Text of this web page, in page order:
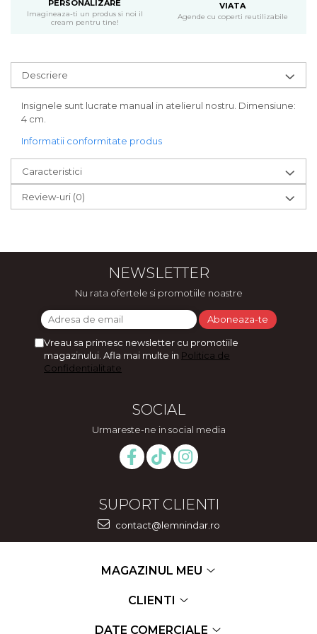
Bijuterii
CERCEI ZAMAC
PERSONALIZARE
Imagineaza-ti un produs si noi il
cream pentru tine!
VIATA
Agende cu coperti reutilizabile
Descriere
Insignele sunt lucrate manual in atelierul nostru. Dimensiune:
4 cm.
Informatii conformitate produs
Caracteristici
Review-uri (0)
NEWSLETTER
Nu rata ofertele si promotiile noastre
Vreau sa primesc newsletter cu promotiile
magazinului. Afla mai multe in Politica de
Confidentialitate
SOCIAL
Urmareste-ne in social media
SUPORT CLIENTI
contact@lemnindar.ro
MAGAZINUL MEU
CLIENTI
DATE COMERCIALE